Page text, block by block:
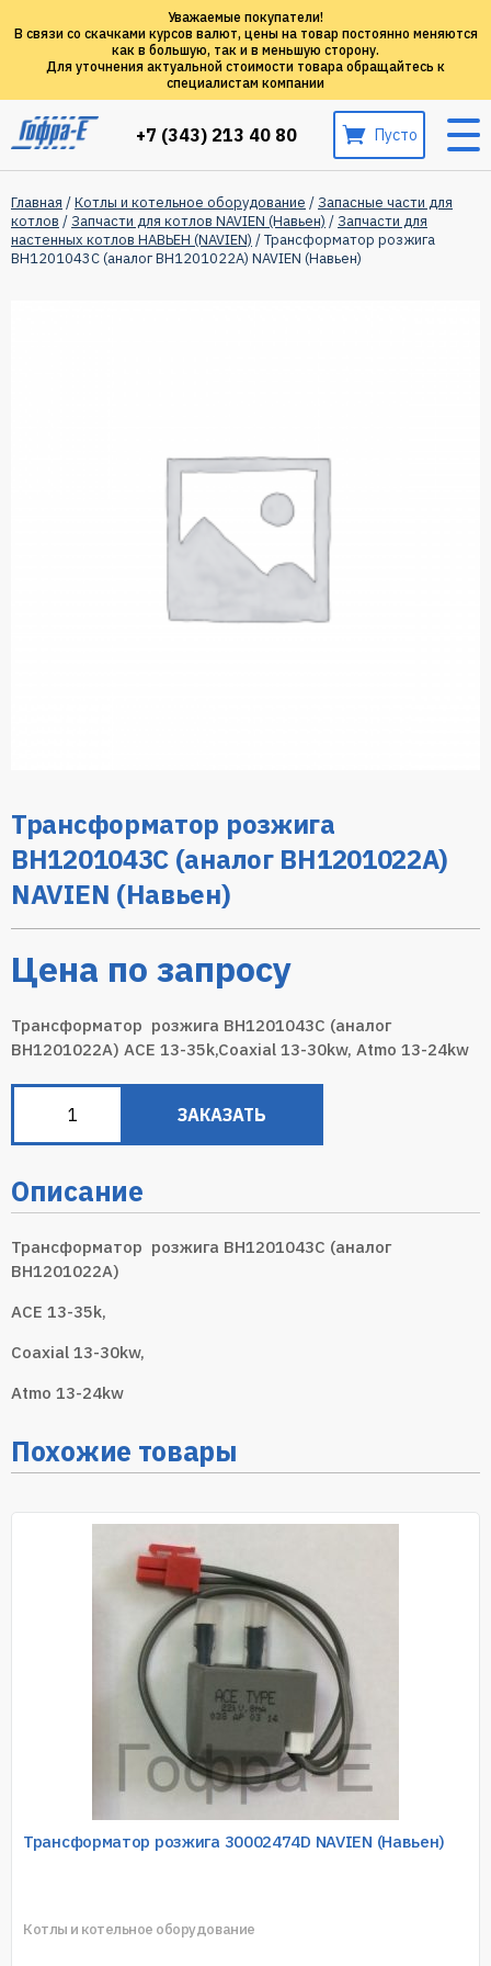
Уважаемые покупатели!
В связи со скачками курсов валют, цены на товар постоянно меняются
как в большую, так и в меньшую сторону.
Для уточнения актуальной стоимости товара обращайтесь к
специалистам компании
+7 (343) 213 40 80 Пусто
Главная /Котлы и котельное оборудование /Запасные части для
котлов /Запчасти для котлов NAVIEN (Навьен) /Запчасти для
настенных котлов НАВЬЕН (NAVIEN) / Трансформатор розжига
BH1201043C (аналог ВН1201022А) NAVIEN (Навьен)
Трансформатор розжига
BH1201043C (аналог ВН1201022А)
NAVIEN (Навьен)
Цена по запросу
Трансформатор розжига BH1201043C (аналог
ВН1201022А) ACE 13-35k,Coaxial 13-30kw, Atmo 13-24kw
ЗАКАЗАТЬ
Описание
Трансформатор розжига BH1201043C (аналог
ВН1201022А)
ACE 13-35k,
Coaxial 13-30kw,
Atmo 13-24kw
Похожие товары
Трансформатор розжига 30002474D NAVIEN (Навьен)
Котлы и котельное оборудование